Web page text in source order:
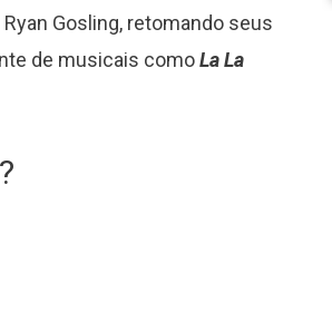
Gosling, retomando seus
de musicais comoLa La